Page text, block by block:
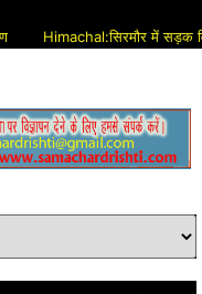
Himachal:सिरमौर में सड़क विकास